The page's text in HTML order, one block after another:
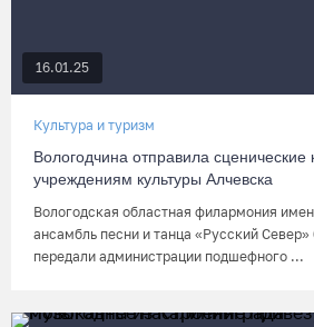
16.01.25
Культура и туризм
Вологодчина отправила сценические
учреждениям культуры Алчевска
Вологодская областная филармония
ансамбль песни и танца «Русский Север»
передали администрации подшефного ...